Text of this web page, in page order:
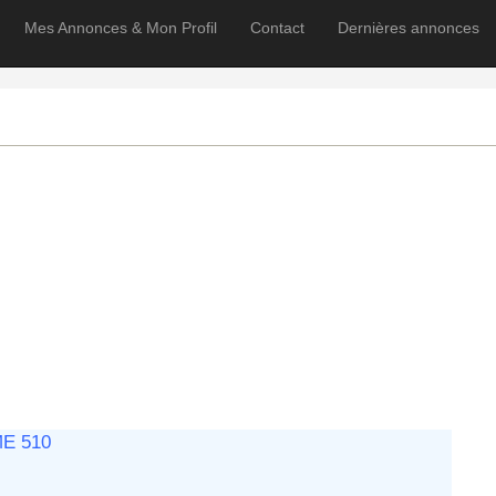
Mes Annonces & Mon Profil Contact Dernières annonces
510